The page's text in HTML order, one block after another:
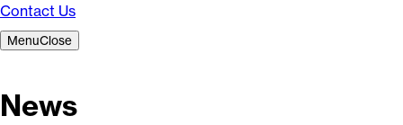
Contact Us
MenuClose
News